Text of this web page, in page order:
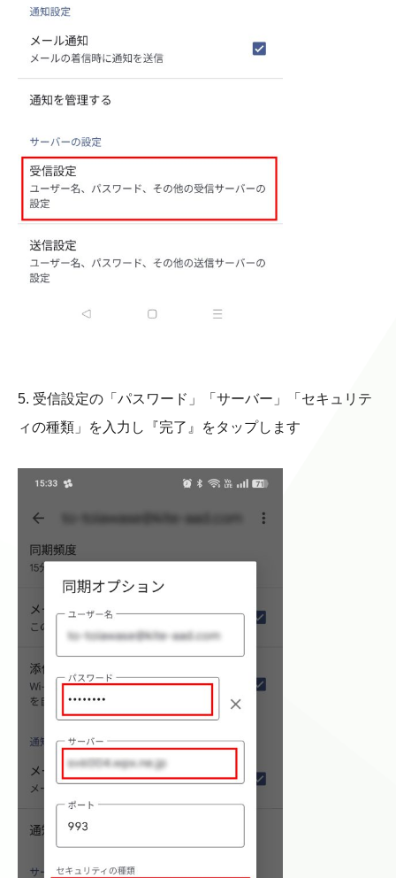
5. 受信設定の「パスワード」「サーバー」「セキュリテ
ィの種類」を入力し『完了』をタップします